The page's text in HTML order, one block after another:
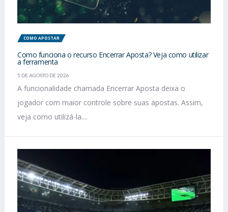
COMO APOSTAR
Como funciona o recurso Encerrar Aposta? Veja como utilizar
a ferramenta
5 DE AGOSTO DE 2026
A funcionalidade chamada Encerrar Aposta deixa o
jogador com maior controle sobre suas apostas. Assim,
veja como utilizá-la....